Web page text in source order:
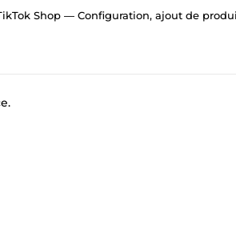
Shop — Configuration, ajout de produits, SAV